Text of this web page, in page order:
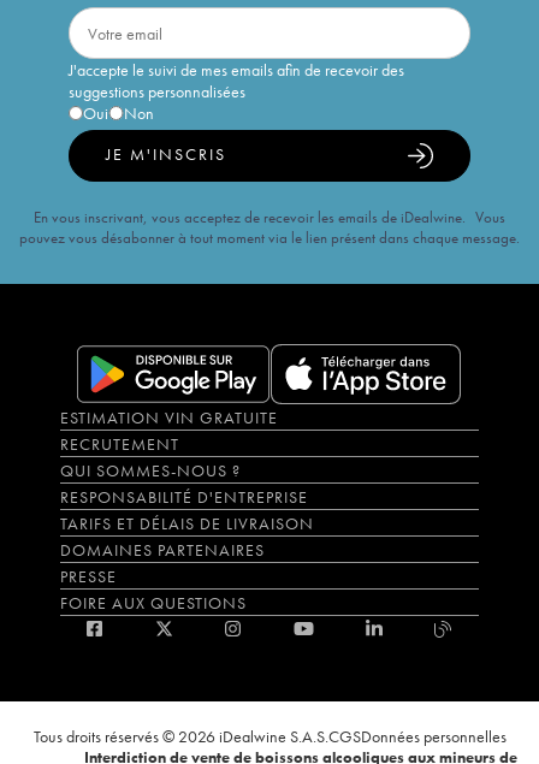
J'accepte le suivi de mes emails afin de recevoir des
suggestions personnalisées
Oui
Non
JE M'INSCRIS
En vous inscrivant, vous acceptez de recevoir les emails de iDealwine. Vous
pouvez vous désabonner à tout moment via le lien présent dans chaque message.
ESTIMATION VIN GRATUITE
RECRUTEMENT
QUI SOMMES-NOUS ?
RESPONSABILITÉ D'ENTREPRISE
TARIFS ET DÉLAIS DE LIVRAISON
DOMAINES PARTENAIRES
PRESSE
FOIRE AUX QUESTIONS
Tous droits réservés © 2026 iDealwine S.A.S.CGSDonnées personnelles
Interdiction de vente de boissons alcooliques aux mineurs de